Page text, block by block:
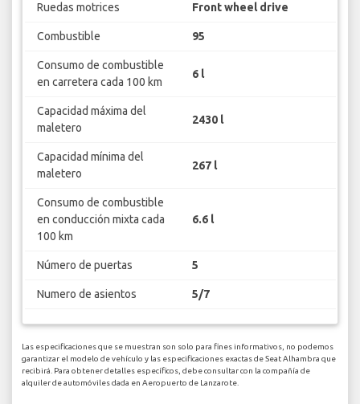
Ruedas motrices Front wheel drive
Combustible 95
Consumo de combustible
en carretera cada 100 km
6 l
Capacidad máxima del
maletero
2430 l
Capacidad mínima del
maletero
267 l
Consumo de combustible
en conducción mixta cada
100 km
6.6 l
Número de puertas 5
Numero de asientos 5/7
Las especificaciones que se muestran son solo para fines informativos, no podemos
garantizar el modelo de vehículo y las especificaciones exactas de Seat Alhambra que
recibirá. Para obtener detalles específicos, debe consultar con la compañía de
alquiler de automóviles dada en Aeropuerto de Lanzarote.